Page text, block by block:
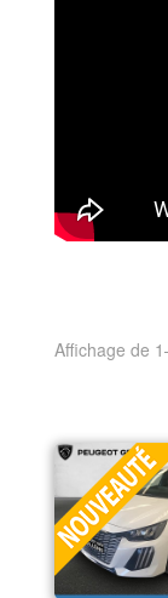
Affichage de